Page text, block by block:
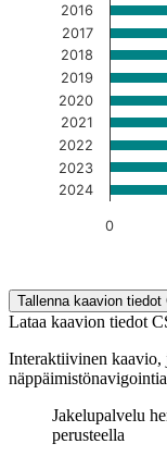
0
2016
2017
2018
2019
2020
2021
2022
2023
2024
Tallenna kaavion tiedot
Lataa kaavion tiedot
Interaktiivinen kaavio,
Jakelupalvelu
perusteella